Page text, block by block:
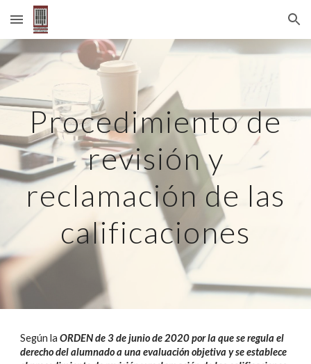
Skip to main content Skip to navigation
Procedimiento de
revisión y
reclamación de las
calificaciones
Según laORDEN de 3 de junio de 2020 por la que se regula el
derecho del alumnado a una evaluación objetiva y se establece